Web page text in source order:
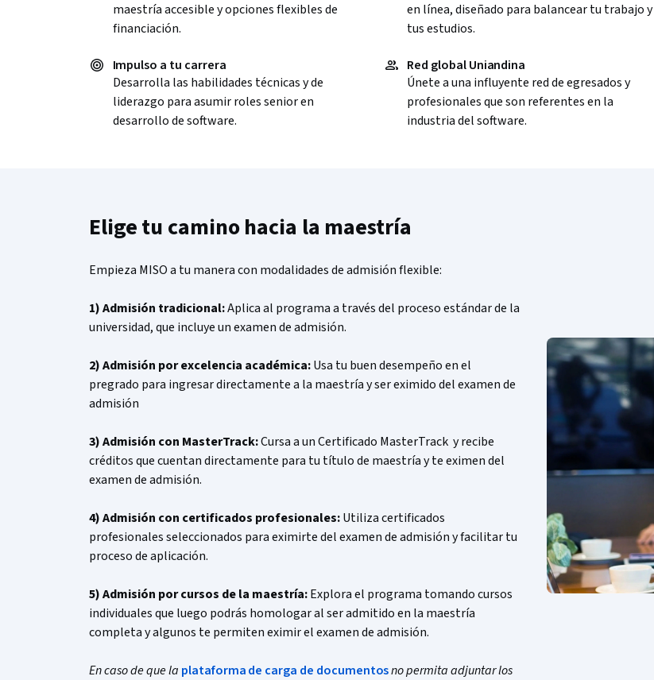
maestría accesible y opciones flexibles de
financiación.
en línea, diseñado para balancear tu trabajo y
tus estudios.
Impulso a tu carrera
Desarrolla las habilidades técnicas y de
liderazgo para asumir roles senior en
desarrollo de software.
Red global Uniandina
Únete a una influyente red de egresados y
profesionales que son referentes en la
industria del software.
Elige tu camino hacia la maestría
Empieza MISO a tu manera con modalidades de admisión flexible:
1) Admisión tradicional:Aplica al programa a través del proceso estándar de la
universidad, que incluye un examen de admisión.
2) Admisión por excelencia académica:Usa tu buen desempeño en el
pregrado para ingresar directamente a la maestría y ser eximido del examen de
admisión
3) Admisión con MasterTrack:Cursa a un Certificado MasterTrack y recibe
créditos que cuentan directamente para tu título de maestría y te eximen del
examen de admisión.
4) Admisión con certificados profesionales:Utiliza certificados
profesionales seleccionados para eximirte del examen de admisión y facilitar tu
proceso de aplicación.
5) Admisión por cursos de la maestría:Explora el programa tomando cursos
individuales que luego podrás homologar al ser admitido en la maestría
completa y algunos te permiten eximir el examen de admisión.
En caso de que la plataforma de carga de documentosno permita adjuntar los